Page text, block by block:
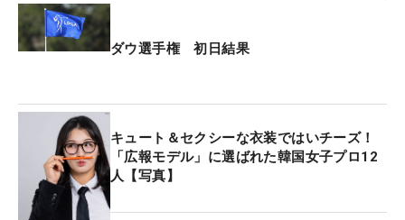
ー5でイーグルをマークするも伸ばしきれず、トー
タル9アンダー・9位でフィニッシュ。「自分の思う
ようなプレーができなかった」と悔しさを口にし
【男子・団体戦 最終日の上位成績】
1位：日本（-32）
2位：米国（-30）
2T位：フランス（-20）
ダウ選手権 初日結果
キュート＆セクシーな衣装ではいチーズ！
「広報モデル」に選ばれた韓国女子プロ12
人【写真】